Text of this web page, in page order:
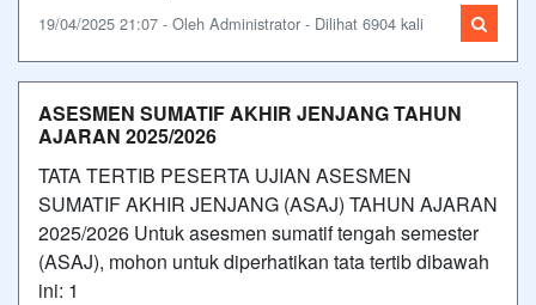
19/04/2025 21:07 - Oleh Administrator - Dilihat 6904 kali
ASESMEN SUMATIF AKHIR JENJANG TAHUN
AJARAN 2025/2026
TATA TERTIB PESERTA UJIAN ASESMEN
SUMATIF AKHIR JENJANG (ASAJ) TAHUN AJARAN
2025/2026 Untuk asesmen sumatif tengah semester
(ASAJ), mohon untuk diperhatikan tata tertib dibawah
ini: 1